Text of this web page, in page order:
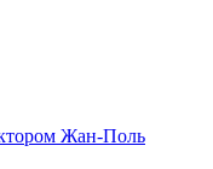
Жан-Поль